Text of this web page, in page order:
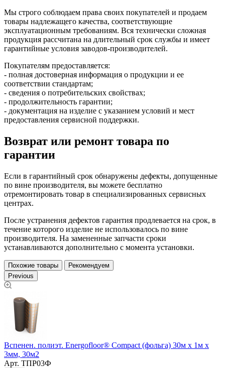
Мы строго соблюдаем права своих покупателей и продаем
товары надлежащего качества, соответствующие
эксплуатационным требованиям. Вся технически сложная
продукция рассчитана на длительный срок службы и имеет
гарантийные условия заводов-производителей.
Покупателям предоставляется:
- полная достоверная информация о продукции и ее
соответствии стандартам;
- сведения о потребительских свойствах;
- продолжительность гарантии;
- документация на изделие с указанием условий и мест
предоставления сервисной поддержки.
Возврат или ремонт товара по
гарантии
Если в гарантийный срок обнаружены дефекты, допущенные
по вине производителя, вы можете бесплатно
отремонтировать товар в специализированных сервисных
центрах.
После устранения дефектов гарантия продлевается на срок, в
течение которого изделие не использовалось по вине
производителя. На замененные запчасти сроки
устанавливаются дополнительно с момента установки.
Похожие товары
Рекомендуем
Previous
Вспенен. полиэт. Energofloor® Compact (фольга) 30м х 1м х
3мм, 30м2
Арт. ТПР03Ф